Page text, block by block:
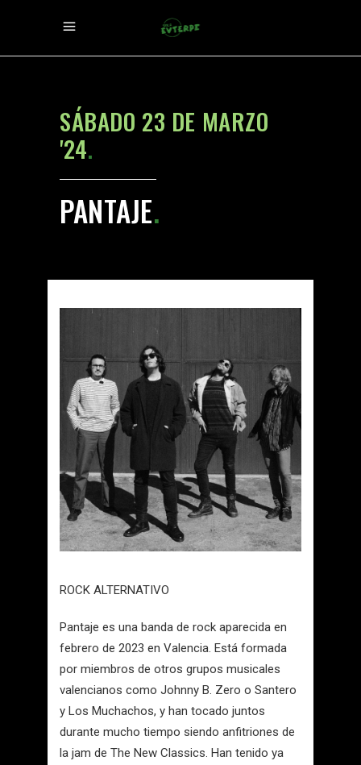
SÁBADO 23 DE MARZO
'24.
PANTAJE.
ROCK ALTERNATIVO
Pantaje es una banda de rock aparecida en
febrero de 2023 en Valencia. Está formada
por miembros de otros grupos musicales
valencianos como Johnny B. Zero o Santero
y Los Muchachos, y han tocado juntos
durante mucho tiempo siendo anfitriones de
la jam de The New Classics. Han tenido ya